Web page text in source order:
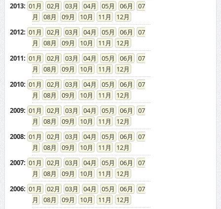
2013: 01 02 03 04 05 06
07
08
09 10 11
12
2012: 01 02 03 04 05 06
07
08
09 10 11
12
2011: 01 02 03 04 05 06
07
08
09 10 11
12
2010: 01 02 03 04 05 06
07
08
09 10 11
12
2009: 01 02 03 04 05 06
07
08
09 10 11
12
2008: 01 02 03 04 05 06
07
08
09 10 11
12
2007: 01 02 03 04 05 06
07
08
09 10 11
12
2006: 01 02 03 04 05 06
07
08
09 10 11
12